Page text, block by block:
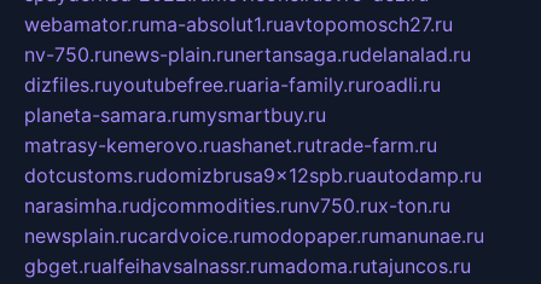
webamator.ruma-absolut1.ruavtopomosch27.ru
nv-750.runews-plain.runertansaga.rudelanalad.ru
dizfiles.ruyoutubefree.ruaria-family.ruroadli.ru
planeta-samara.rumysmartbuy.ru
matrasy-kemerovo.ruashanet.rutrade-farm.ru
dotcustoms.rudomizbrusa9x12spb.ruautodamp.ru
narasimha.rudjcommodities.runv750.rux-ton.ru
newsplain.rucardvoice.rumodopaper.rumanunae.ru
gbget.rualfeihavsalnassr.rumadoma.rutajuncos.ru